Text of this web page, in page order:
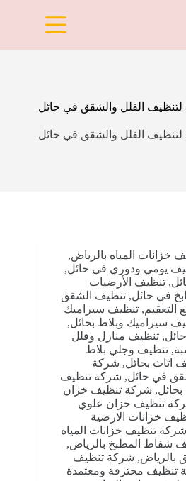
الفلل والشقق في حائل
الفلل والشقق في حائل
خزانات المياه بالرياض,
يومي ودوري في حائل,
, تنظيف الأرضيات
في حائل, تنظيف الشقق
التعقيم, تنظيف سيراميك
سيراميك وبلاط بحائل,
, تنظيف منازل وفلل
, تنظيف وجلي بلاط
اثاث بحائل, شركة
في حائل, شركة تنظيف
بحائل, شركة تنظيف خزان
تنظيف خزان علوي
خزانات الارضية
شركة تنظيف خزانات المياه
شفاط المطبخ بالرياض,
, شركة تنظيف
تنظيف محترفة ومعتمدة